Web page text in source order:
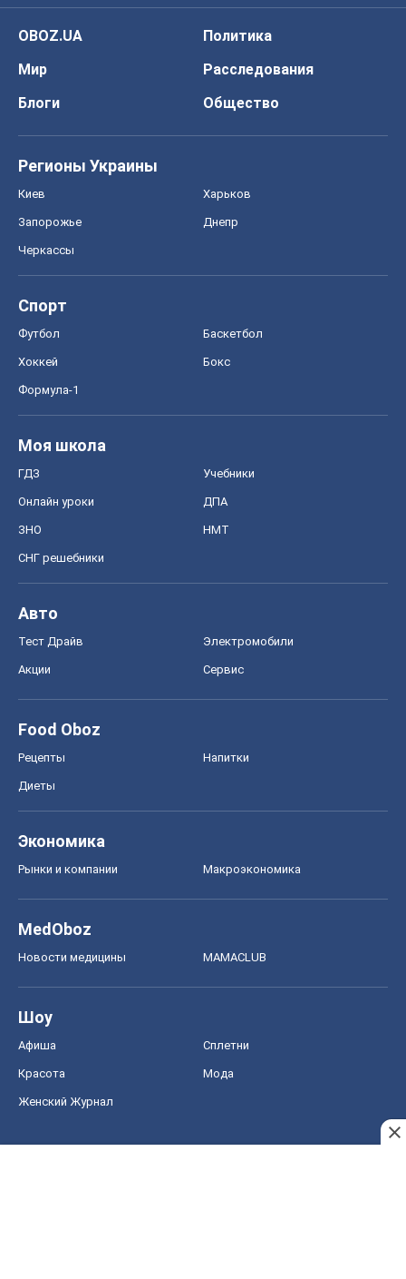
OBOZ.UA
Политика
Мир
Расследования
Блоги
Общество
Регионы Украины
Киев Харьков
Запорожье Днепр
Черкассы
Спорт
Футбол Баскетбол
Хоккей Бокс
Формула-1
Моя школа
ГДЗ Учебники
Онлайн уроки ДПА
ЗНО НМТ
СНГ решебники
Авто
Тест Драйв Электромобили
Акции Сервис
Food Oboz
Рецепты Напитки
Диеты
Экономика
Рынки и компании Mакроэкономика
MedOboz
Новости медицины MAMACLUB
Шоу
Афиша Сплетни
Красота Мода
Женский Журнал